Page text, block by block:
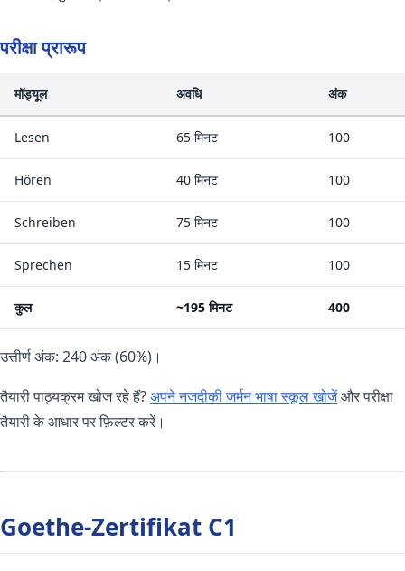
परीक्षा प्रारूप
मॉड्यूल अवधि अंक
Lesen 65 मिनट 100
Hören 40 मिनट 100
Schreiben 75 मिनट 100
Sprechen 15 मिनट 100
कुल ~195 मिनट 400
उत्तीर्ण अंक: 240 अंक (60%)।
तैयारी पाठ्यक्रम खोज रहे हैं?अपने नजदीकी जर्मन भाषा स्कूल खोजेंऔर परीक्षा
तैयारी के आधार पर फ़िल्टर करें।
Goethe-Zertifikat C1